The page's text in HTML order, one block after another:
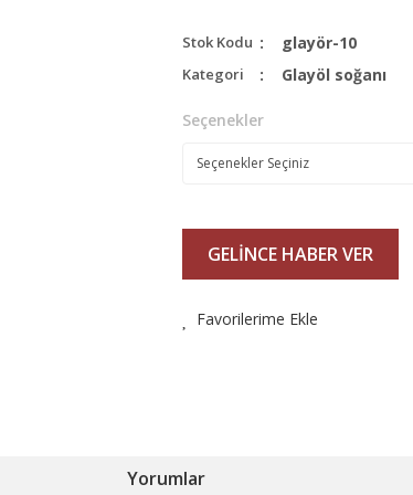
Stok Kodu glayör-10
Kategori Glayöl soğanı
Seçenekler
GELİNCE HABER VER
Favorilerime Ekle
Yorumlar